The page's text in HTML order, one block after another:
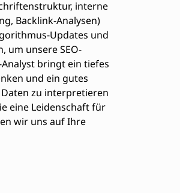
interne
Backlink-Analysen)
Updates und
um unsere SEO-
bringt ein tiefes
und ein gutes
zu interpretieren
eine Leidenschaft für
wir uns auf Ihre